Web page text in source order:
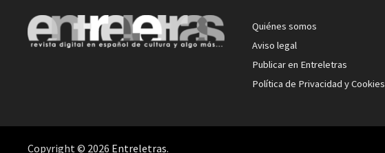
Quiénes somos
Aviso legal
Publicar en Entreletras
Política de Privacidad y Cookies
Copyright © 2026 Entreletras.